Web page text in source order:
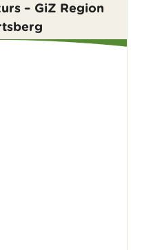
– GiZ Region